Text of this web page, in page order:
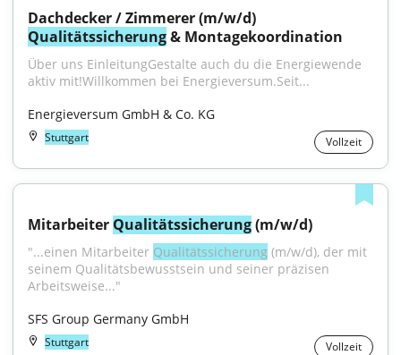
Qualitätssicherung & Montagekoordination
Über uns EinleitungGestalte auch du die Energiewende
aktiv mit!Willkommen bei Energieversum.Seit...
Energieversum GmbH & Co. KG
Stuttgart Vollzeit
Mitarbeiter Qualitätssicherung (m/w/d)
"...einen Mitarbeiter Qualitätssicherung (m/w/d), der mit
seinem Qualitätsbewusstsein und seiner präzisen
Arbeitsweise..."
SFS Group Germany GmbH
Stuttgart Vollzeit